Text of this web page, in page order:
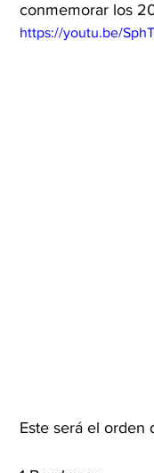
conmemorar los
https://youtu.be/
Este será el orden